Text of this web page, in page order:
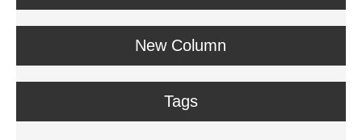
New Column
Tags